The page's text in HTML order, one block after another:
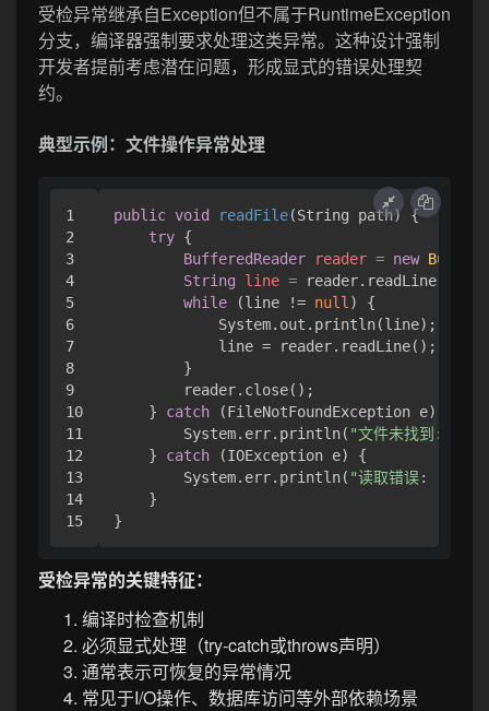
受检异常继承自Exception但不属于RuntimeException
分支，编译器强制要求处理这类异常。这种设计强制
开发者提前考虑潜在问题，形成显式的错误处理契
约。
典型示例：文件操作异常处理
1
2
3
4
5
6
7
8
9
10
11
12
13
14
public void readFile(String path) {
try {
BufferedReader
reader = new
String
line = reader.readLine();
while (line != null ) {
            System.out.println(line);
            line = reader.readLine();
        }
        reader.close();
    }
catch (FileNotFoundException e) {
        System.err.println(
"文件未找到: "
    }
catch (IOException e) {
        System.err.println(
"读取错误: "
    }
受检异常的关键特征：
编译时检查机制
必须显式处理（try-catch或throws声明）
通常表示可恢复的异常情况
常见于I/O操作、数据库访问等外部依赖场景